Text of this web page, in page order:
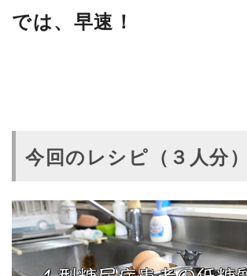
では、早速！
今回のレシピ（３人分）